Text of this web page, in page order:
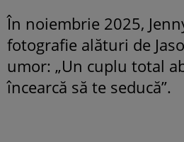
În noiembrie 2025,
fotografie alături de
umor: „Un cuplu total
încearcă să te seducă”.